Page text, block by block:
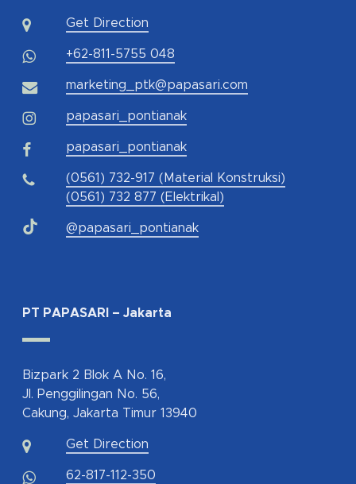
Get Direction
+62-811-5755 048
marketing_ptk@papasari.com
papasari_pontianak
papasari_pontianak
(0561) 732-917 (Material Konstruksi)
(0561) 732 877 (Elektrikal)
@papasari_pontianak
PT PAPASARI – Jakarta
Bizpark 2 Blok A No. 16,
Jl. Penggilingan No. 56,
Cakung, Jakarta Timur 13940
Get Direction
62-817-112-350